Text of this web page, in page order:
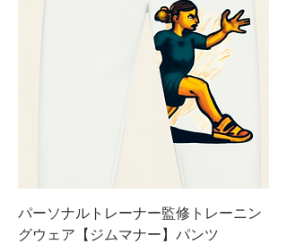
パーソナルトレーナー監修トレーニン
グウェア【ジムマナー】パンツ